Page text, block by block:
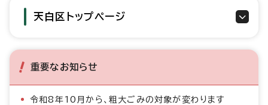
天白区トップページ
重要なお知らせ
令和8年10月から、粗大ごみの対象が変わります